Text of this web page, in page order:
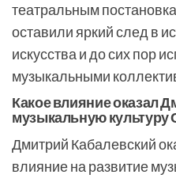
театральным
оставили яркий след в
искусства и до сих пор
музыкальными
Какое влияние оказал
музыкальную культуру
Дмитрий Кабалевский
влияние на развитие